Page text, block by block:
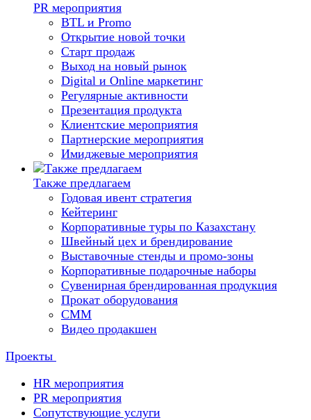
PR мероприятия
BTL и Promo
Открытие новой точки
Старт продаж
Выход на новый рынок
Digital и Online маркетинг
Регулярные активности
Презентация продукта
Клиентские мероприятия
Партнерские мероприятия
Имиджевые мероприятия
Также предлагаем
Годовая ивент стратегия
Кейтеринг
Корпоративные туры по Казахстану
Швейный цех и брендирование
Выставочные стенды и промо-зоны
Корпоративные подарочные наборы
Сувенирная брендированная продукция
Прокат оборудования
СММ
Видео продакшен
Проекты
HR мероприятия
PR мероприятия
Сопутствующие услуги